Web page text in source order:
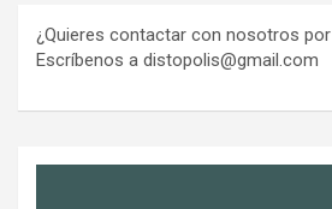
¿Quieres contactar con nosotros
Escríbenos a distopolis@gmail.com